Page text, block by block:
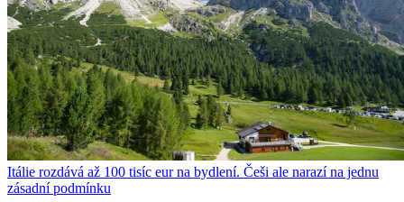
Itálie rozdává až 100 tisíc eur na bydlení. Češi ale narazí na jednu
zásadní podmínku